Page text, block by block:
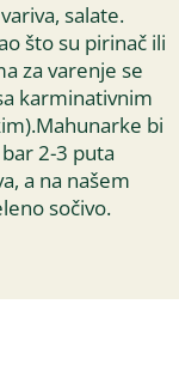
salate.
što su pirinač ili
za varenje se
karminativnim
bi
2-3 puta
a na našem
sočivo.